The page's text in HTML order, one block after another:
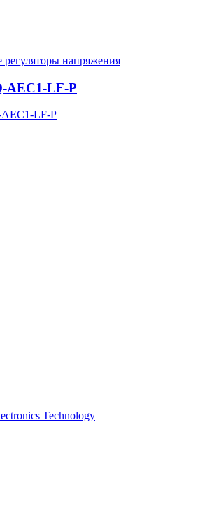
напряжения
AEC1-LF-P